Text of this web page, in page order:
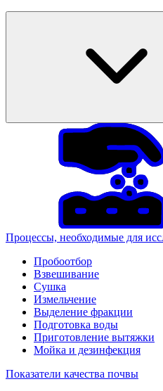
Процессы, необходимые для
Пробоотбор
Взвешивание
Сушка
Измельчение
Выделение фракции
Подготовка воды
Приготовление вытяжки
Мойка и дезинфекция
Показатели качества почвы